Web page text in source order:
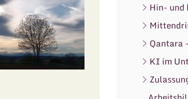
Hin- und
Qantara
KI im